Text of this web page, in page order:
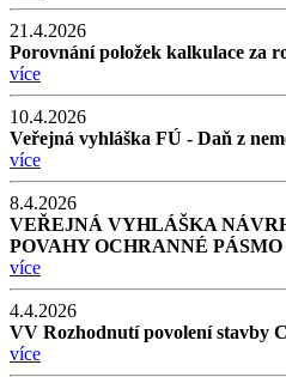
21.4.2026
Porovnání položek kalkulace za
více
10.4.2026
Veřejná vyhláška FÚ - Daň z
více
8.4.2026
VEŘEJNÁ VYHLÁŠKA
POVAHY OCHRANNÉ
více
4.4.2026
VV Rozhodnutí povolení stavby
více